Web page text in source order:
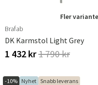
Fler
Brafab
DK Karmstol Light Grey
1 432 kr1 790 kr
-10% Nyhet Snabb leverans